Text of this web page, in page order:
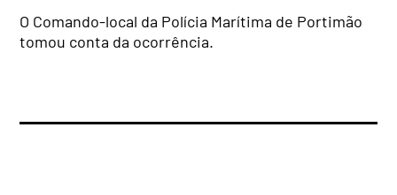
O Comando-local da Polícia Marítima de Portimão
tomou conta da ocorrência.